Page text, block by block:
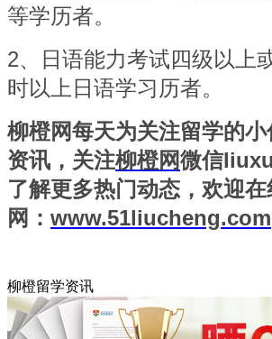
等学历者。
2、日语能力考试四级以上
时以上日语学习历者。
柳橙网每天为关注留学的
资讯，关注柳橙网微信
了解更多热门动态，欢迎
网： www.51liucheng.com
柳橙留学资讯